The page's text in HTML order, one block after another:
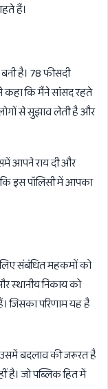
हैं।
है। 78 फीसदी
कहा कि मैंने सांसद रहते
से सुझाव लेती है और
आपने राय दी और
इस पॉलिसी में आपका
संबंधित महकमों को
स्थानीय निकाय को
जिसका परिणाम यह है
बदलाव की जरूरत है
है। जो पब्लिक हित में